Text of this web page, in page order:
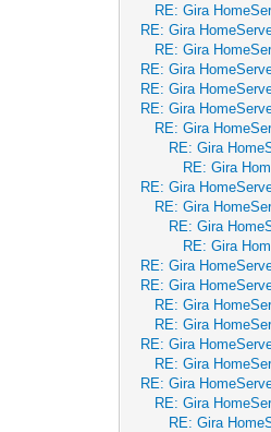
RE: Gira
RE: Gira
RE: Gira
RE: Gira
RE: Gira
RE: Gira
RE: Gira
RE: Gira
RE: Gira
RE: Gira
RE: Gira
RE: Gira
RE: Gira
RE: Gira
RE: Gira
RE: Gira
RE: Gira
RE: Gira
RE: Gira
RE: Gira
RE: Gira
RE: Gira